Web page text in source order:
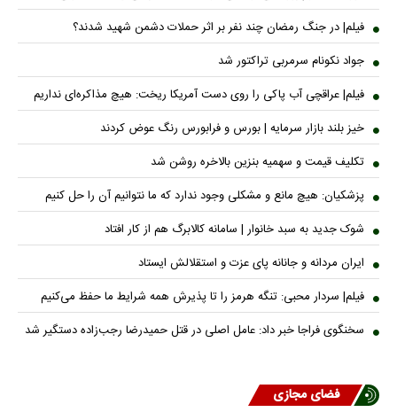
فیلم| در جنگ رمضان چند نفر بر اثر حملات دشمن شهید شدند؟
جواد نکونام سرمربی تراکتور شد
فیلم| عراقچی آب پاکی را روی دست آمریکا ریخت: هیچ مذاکره‌ای نداریم
خیز بلند بازار سرمایه | بورس و فرابورس رنگ عوض کردند
تکلیف قیمت و سهمیه بنزین بالاخره روشن شد
پزشکیان: هیچ مانع و مشکلی وجود ندارد که ما نتوانیم آن را حل کنیم
شوک جدید به سبد خانوار | سامانه کالابرگ هم از کار افتاد
ایران مردانه و جانانه پای عزت و استقلالش ایستاد
فیلم| سردار محبی: تنگه هرمز را تا پذیرش همه شرایط ما حفظ می‌کنیم
سخنگوی فراجا خبر داد: عامل اصلی در قتل حمیدرضا رجب‌زاده دستگیر شد
فضای مجازی